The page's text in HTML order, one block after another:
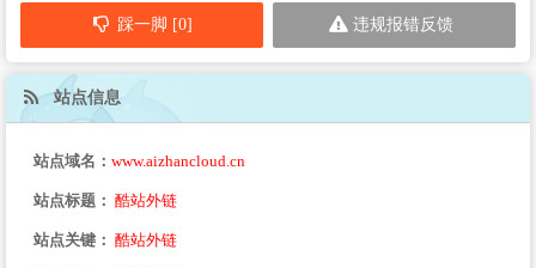
踩一脚 [0] 违规报错反馈
站点信息
站点域名： www.aizhancloud.cn
站点标题： 酷站外链
站点关键： 酷站外链